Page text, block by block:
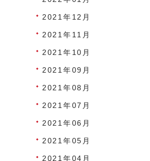
2021年12月
2021年11月
2021年10月
2021年09月
2021年08月
2021年07月
2021年06月
2021年05月
2021年04月